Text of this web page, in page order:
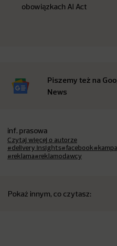
obowiązkach AI Act
Piszemy też na
News
inf. prasowa
Czytaj więcej o autorze
#delivery insights#facebook
#reklama#reklamodawcy
Pokaż innym, co czytasz: